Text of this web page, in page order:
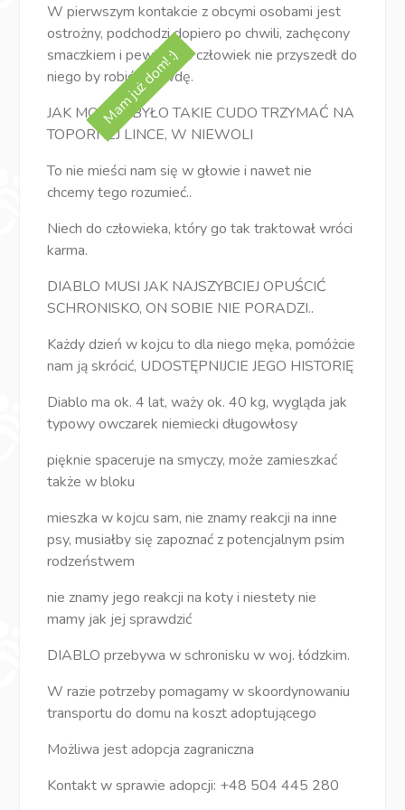
Mam już dom! :)
W pierwszym kontakcie z obcymi osobami jest
ostrożny, podchodzi dopiero po chwili, zachęcony
smaczkiem i pewien, że człowiek nie przyszedł do
niego by robić krzywdę.
JAK MOŻNA BYŁO TAKIE CUDO TRZYMAĆ NA
TOPORNEJ LINCE, W NIEWOLI
To nie mieści nam się w głowie i nawet nie
chcemy tego rozumieć..
Niech do człowieka, który go tak traktował wróci
karma.
DIABLO MUSI JAK NAJSZYBCIEJ OPUŚCIĆ
SCHRONISKO, ON SOBIE NIE PORADZI..
Każdy dzień w kojcu to dla niego męka, pomóżcie
nam ją skrócić, UDOSTĘPNIJCIE JEGO HISTORIĘ
Diablo ma ok. 4 lat, waży ok. 40 kg, wygląda jak
typowy owczarek niemiecki długowłosy
pięknie spaceruje na smyczy, może zamieszkać
także w bloku
mieszka w kojcu sam, nie znamy reakcji na inne
psy, musiałby się zapoznać z potencjalnym psim
rodzeństwem
nie znamy jego reakcji na koty i niestety nie
mamy jak jej sprawdzić
DIABLO przebywa w schronisku w woj. łódzkim.
W razie potrzeby pomagamy w skoordynowaniu
transportu do domu na koszt adoptującego
Możliwa jest adopcja zagraniczna
Kontakt w sprawie adopcji: +48 504 445 280